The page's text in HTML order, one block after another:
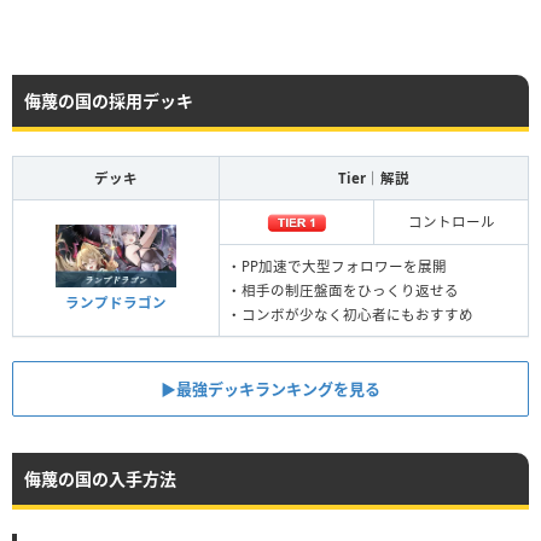
侮蔑の国の採用デッキ
デッキ Tier｜解説
ランプドラゴン
コントロール
・PP加速で大型フォロワーを展開
・相手の制圧盤面をひっくり返せる
・コンボが少なく初心者にもおすすめ
▶︎最強デッキランキングを見る
侮蔑の国の入手方法